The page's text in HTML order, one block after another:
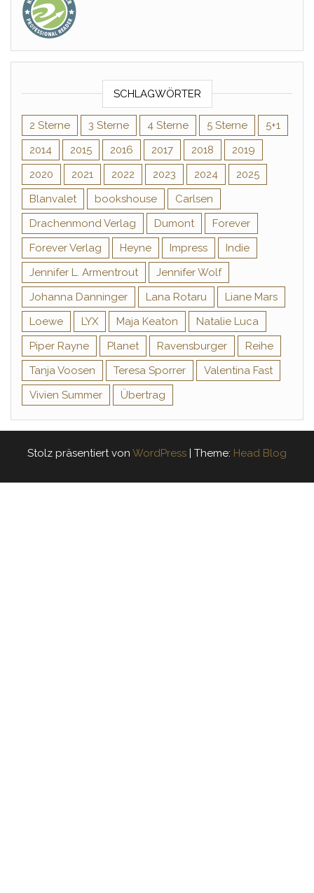
SCHLAGWÖRTER
2 Sterne 3 Sterne 4 Sterne 5 Sterne
5+1
2014
2015 2016 2017 2018
2019
2020
2021 2022 2023 2024
2025
Blanvalet
bookshouse
Carlsen
Drachenmond Verlag
Dumont
Forever
Forever Verlag
Heyne Impress
Indie
Jennifer L. Armentrout
Jennifer Wolf
Johanna Danninger
Lana Rotaru
Liane Mars
Loewe
LYX Maja Keaton
Natalie Luca
Piper Rayne
Planet Ravensburger
Reihe
Tanja Voosen
Teresa Sporrer
Valentina Fast
Vivien Summer
Übertrag
Stolz präsentiert von WordPress | Theme: Head Blog